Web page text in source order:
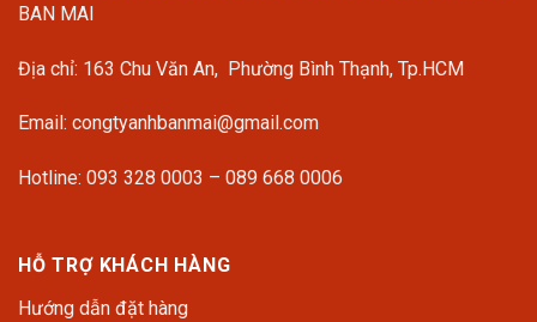
BAN MAI
Địa chỉ: 163 Chu Văn An, Phường Bình Thạnh, Tp.HCM
Email: congtyanhbanmai@gmail.com
Hotline: 093 328 0003 – 089 668 0006
HỖ TRỢ KHÁCH HÀNG
Hướng dẫn đặt hàng